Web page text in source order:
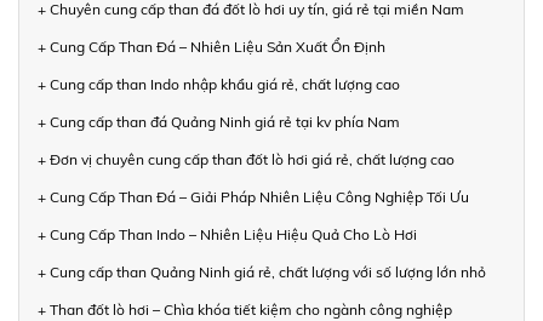
+ Chuyên cung cấp than đá đốt lò hơi uy tín, giá rẻ tại miền Nam
+ Cung Cấp Than Đá – Nhiên Liệu Sản Xuất Ổn Định
+ Cung cấp than Indo nhập khẩu giá rẻ, chất lượng cao
+ Cung cấp than đá Quảng Ninh giá rẻ tại kv phía Nam
+ Đơn vị chuyên cung cấp than đốt lò hơi giá rẻ, chất lượng cao
+ Cung Cấp Than Đá – Giải Pháp Nhiên Liệu Công Nghiệp Tối Ưu
+ Cung Cấp Than Indo – Nhiên Liệu Hiệu Quả Cho Lò Hơi
+ Cung cấp than Quảng Ninh giá rẻ, chất lượng với số lượng lớn nhỏ
+ Than đốt lò hơi – Chìa khóa tiết kiệm cho ngành công nghiệp